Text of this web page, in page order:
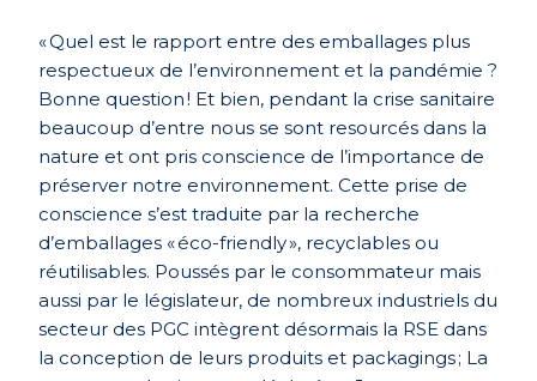
«Quel est le rapport entre des emballages plus
respectueux de l’environnement et la pandémie ?
Bonne question! Et bien, pendant la crise sanitaire
beaucoup d’entre nous se sont resourcés dans la
nature et ont pris conscience de l’importance de
préserver notre environnement. Cette prise de
conscience s’est traduite par la recherche
d’emballages «éco-friendly», recyclables ou
réutilisables. Poussés par le consommateur mais
aussi par le législateur, de nombreux industriels du
secteur des PGC intègrent désormais la RSE dans
la conception de leurs produits et packagings; La